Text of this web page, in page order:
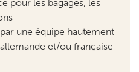
pour les bagages, les
une équipe hautement
et/ou française